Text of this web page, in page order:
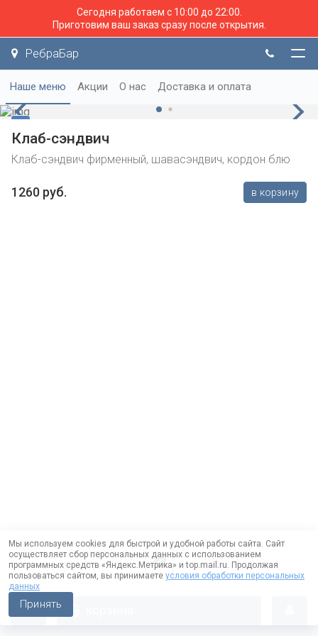
Сегодня работаем с 10:00 до 22:00.
Приготовим ваш заказ сразу после открытия.
РебраБар
Наше меню Акции О нас Доставка и оплата
Клаб-сэндвич
Клаб-сэндвич фирменный, шавасэндвич, кордон блю
1260 руб. в корзину
Мы используем cookies для быстрой и удобной работы сайта. Сайт
осуществляет сбор персональных данных с использованием
программных средств «Яндекс.Метрика» и top.mail.ru. Продолжая
пользоваться сайтом, вы принимаете условия обработки персональных
данных
Принять